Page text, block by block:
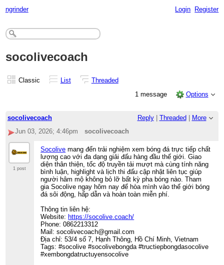
ngrinder Login Register
socolivecoach
Classic List
Threaded
1 message
Options
socolivecoach Reply| Threaded
More
Jun 03, 2026; 4:46pm
socolivecoach
1 post
Socolive mang đến trải nghiệm xem bóng đá trực tiếp chất
lượng cao với đa dạng giải đấu hàng đầu thế giới. Giao
diện thân thiện, tốc độ truyền tải mượt mà cùng tính năng
bình luận, highlight và lịch thi đấu cập nhật liên tục giúp
người hâm mộ không bỏ lỡ bất kỳ pha bóng nào. Tham
gia Socolive ngay hôm nay để hòa mình vào thế giới bóng
đá sôi động, hấp dẫn và hoàn toàn miễn phí.
Thông tin liên hệ:
Website: https://socolive.coach/
Phone: 0862213312
Mail: socolivecoach@gmail.com
Địa chỉ: 53/4 số 7, Hạnh Thông, Hồ Chí Minh, Vietnam
Tags: #socolive #socolivebongda #tructiepbongdasocolive
#xembongdatructuyensocolive